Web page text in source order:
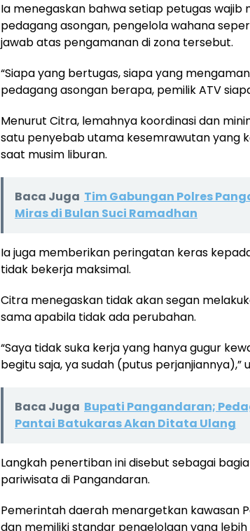
Ia menegaskan bahwa setiap petugas
pedagang asongan, pengelola wahana
jawab atas pengamanan di zona tersebut.
“Siapa yang bertugas, siapa yang
pedagang asongan berapa, pemilik ATV
Menurut Citra, lemahnya koordinasi dan
satu penyebab utama kesemrawutan yang
saat musim liburan.
Baca Juga Tim Gabungan Polres
Miras di Bulan Suci Ramadhan
Ia juga memberikan peringatan keras
tidak bekerja maksimal.
Citra menegaskan tidak akan segan
sama apabila tidak ada perubahan.
“Saya tidak suka kerja yang hanya gugur
begitu saja, ya sudah (putus perjanjiannya),”
Baca Juga Bupati Pangandaran;
Pantai Batukaras Akan Ditata Ulang
Langkah penertiban ini disebut sebagai
pariwisata di Pangandaran.
Pemerintah daerah menargetkan kawasan
dan memiliki standar pengelolaan yang